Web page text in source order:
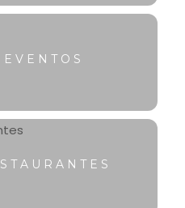
EVENTOS